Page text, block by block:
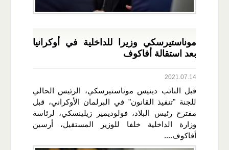
موناستيرسكي وزيرا للداخلية في أوكرانيا
بعد استقالة أفاكوف
2021.07.14
قبل النائب دينيس موناستيرسكي، الرئيس الحالي
للجنة "تنفيذ القانون" في البرلمان الأوكراني، قبل
مقترح رئيس البلاد، فولوديمير زيلينسكي، لرئاسة
وزارة الداخلية خلفا للوزير المستقيل، أرسين
أفاكوف....